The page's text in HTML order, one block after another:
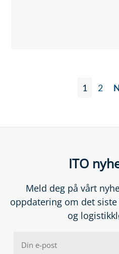
1 2
ITO
Meld deg på vårt
oppdatering om det
og